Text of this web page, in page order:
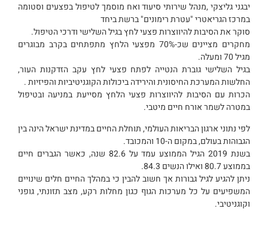
יבגני גליצקי ,מנהל שירותי סיעוד ואח מוסמך לטיפול בפצעים וסטומה
במרכז הגריאטרי "עטרת רימונים" ברשת ביחד
סוקר את הסיבות להיווצרות פצעי לחץ בגיל השלישי ודרכי הטיפול.
מחקרים מציינים שכ-70% מפצעי הלחץ מתפתחים בקרב מבוגרים
מגיל 70 ומעלה.
בגיל השלישי גוברת הנטייה לפתח פצעי לחץ עקב הזדקנות העור,
החלשות המערכת החיסונית והירידה ביכולות הקוגניטיביות והפיזיות .
הכרות עם הסיבות להיווצרות פצעי הלחץ מסייעת במניעה ובטיפול
במטרה לשמר אורח חיים מיטבי.
לפי נתוני ארגון הבריאות העולמי, תוחלת החיים במדינת ישראל הינה בין
הגבוהות בעולם, במקום ה-10 והמכובד.
בשנת 2019 הגיל הממוצע עמד על 82.6 שנה, כאשר הגברים חיים
בממוצע 80.7 ואילו הנשים 84.3.
ניתן להגיע לגיל גבורות אך חשוב להבין כי במהלך החיים חלים שינויים
המשפיעים על כל מערכות הגוף כגון מחלות רקע, מצב תזונתי, גופני
וקוגניטיבי.